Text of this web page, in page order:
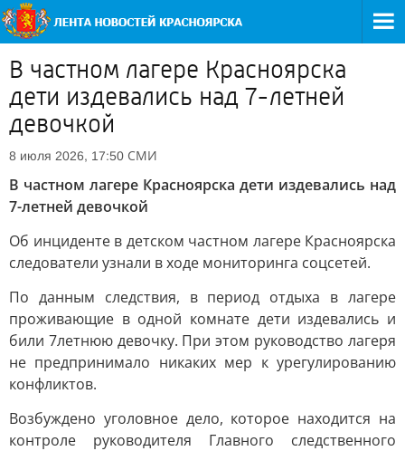
В частном лагере Красноярска
дети издевались над 7-летней
девочкой
8 июля 2026, 17:50 СМИ
В частном лагере Красноярска дети издевались над
7-летней девочкой
Об инциденте в детском частном лагере Красноярска
следователи узнали в ходе мониторинга соцсетей.
По данным следствия, в период отдыха в лагере
проживающие в одной комнате дети издевались и
били 7летнюю девочку. При этом руководство лагеря
не предпринимало никаких мер к урегулированию
конфликтов.
Возбуждено уголовное дело, которое находится на
контроле руководителя Главного следственного